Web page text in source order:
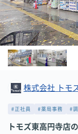
株式会社 トモ
#正社員 #薬局事務 #
トモズ東高円寺店